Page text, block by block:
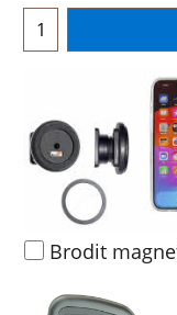
Brodit